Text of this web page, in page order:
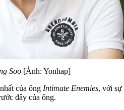
Soo [Ảnh: Yonhap]
của ông Intimate Enemies, với sự
đây của ông.